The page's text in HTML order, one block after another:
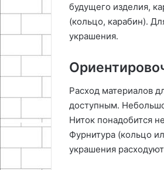
будущего изделия,
(кольцо, карабин)․
украшения․
Расход материалов
доступным․
Ниток понадобится
Фурнитура (кольцо
украшения